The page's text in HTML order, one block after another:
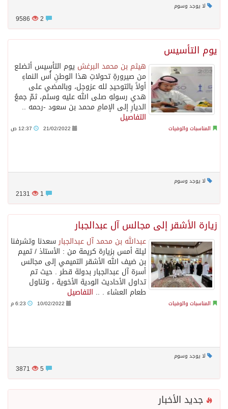
لا يوجد وسوم
9586
يوم التأسيس
هيثم بن محمد البرغش يوم التأسيس أتضلع
من صيرورةِ تحولاتِ هذا الوطنِ أُس النماءِ
أولاً بالتوحيدِ لله عزوجل، وبالمضي على
هدي رسولهِ صلى الله عليه وسلم، ثمّ جمعُ
الديارِ إلى الإمامِ محمد بن سعود -رحمه ..
التفاصيل
المناسبات والوفيات 21/02/2022
لا يوجد وسوم
2131
زيارة الأشقر إلى مجالس آل عبدالجبار
عبدالله بن محمد آل عبدالجبارسعدنا وتشرفنا
ليلة أمس بزيارة كريمة من : الأستاذ / تميم
بن ضيف الله الأشقر التميمي إلى مجالس
أسرة آل عبدالجبار بدولة قطر . حيث تم
تداول الأحاديث الودية الأخوية ، وتناول
طعام العشاء . .. التفاصيل
المناسبات والوفيات 10/02/2022
لا يوجد وسوم
3871
جديد الأخبار